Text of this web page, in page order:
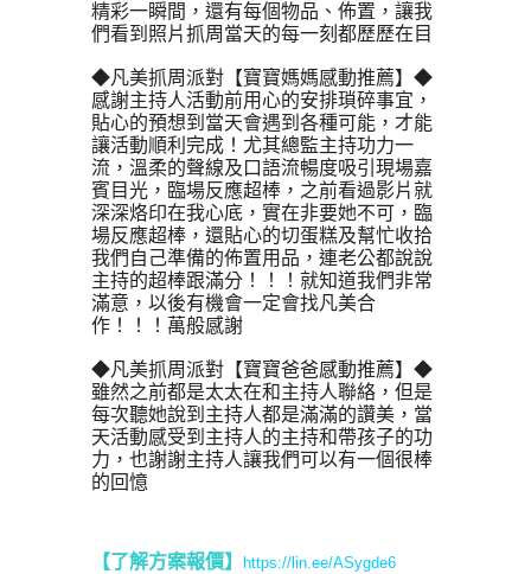
精彩一瞬間，還有每個物品、佈置，讓我
們看到照片抓周當天的每一刻都歷歷在目
◆凡美抓周派對【寶寶媽媽感動推薦】◆
感謝主持人活動前用心的安排瑣碎事宜，
貼心的預想到當天會遇到各種可能，才能
讓活動順利完成！尤其總監主持功力一
流，溫柔的聲線及口語流暢度吸引現場嘉
賓目光，臨場反應超棒，之前看過影片就
深深烙印在我心底，實在非要她不可，臨
場反應超棒，還貼心的切蛋糕及幫忙收拾
我們自己準備的佈置用品，連老公都說說
主持的超棒跟滿分！！！就知道我們非常
滿意，以後有機會一定會找凡美合
作！！！萬般感謝
◆凡美抓周派對【寶寶爸爸感動推薦】◆
雖然之前都是太太在和主持人聯絡，但是
每次聽她說到主持人都是滿滿的讚美，當
天活動感受到主持人的主持和帶孩子的功
力，也謝謝主持人讓我們可以有一個很棒
的回憶
【了解方案報價】 https://lin.ee/ASygde6